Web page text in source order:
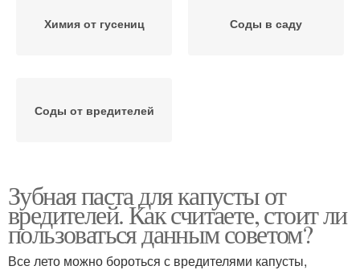
Химия от гусениц Соды в саду
Соды от вредителей
Зубная паста для капусты от
вредителей. Как считаете, стоит ли
пользоваться данным советом?
Все лето можно бороться с вредителями капусты,